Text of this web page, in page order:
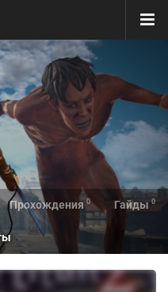
Прохождения 0 Гайды 0